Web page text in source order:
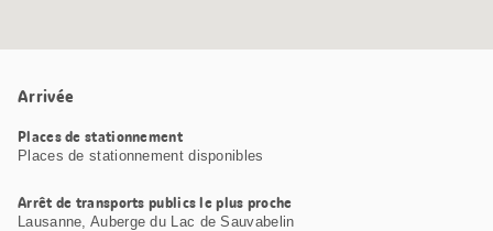
Arrivée
Places de stationnement
Places de stationnement disponibles
Arrêt de transports publics le plus proche
Lausanne, Auberge du Lac de Sauvabelin